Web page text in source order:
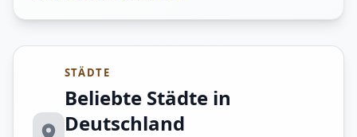
STÄDTE
Beliebte Städte in
Deutschland